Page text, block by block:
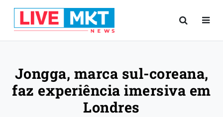
Jongga, marca sul-coreana,
faz experiência imersiva em
Londres